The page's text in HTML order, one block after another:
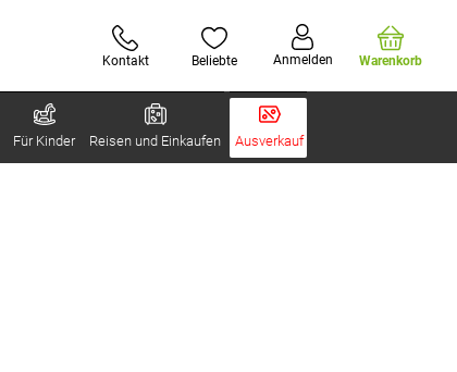
Kontakt Beliebte Anmelden Warenkorb
Für Kinder Reisen und Einkaufen Ausverkauf